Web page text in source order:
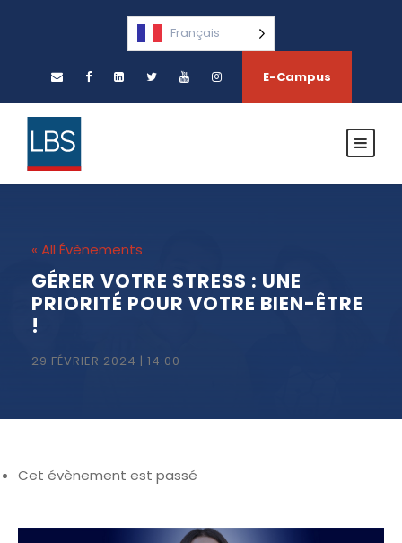
Français
E-Campus
« All Évènements
GÉRER VOTRE STRESS : UNE
PRIORITÉ POUR VOTRE BIEN-ÊTRE
!
29 FÉVRIER 2024 | 14:00
Cet évènement est passé